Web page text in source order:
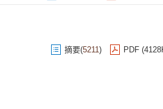
摘要(5211) PDF